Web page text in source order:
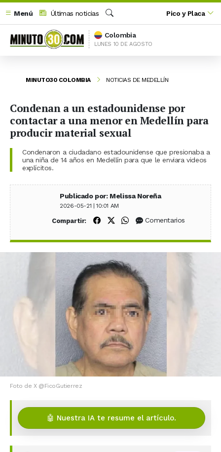
Menú
Últimas noticias
Buscar
Pico y Placa
Colombia
LUNES 10 DE AGOSTO
MINUTO30 COLOMBIA NOTICIAS DE MEDELLÍN
Condenan a un estadounidense por
contactar a una menor en Medellín para
producir material sexual
Condenaron a ciudadano estadounidense que presionaba a
una niña de 14 años en Medellín para que le enviara videos
explícitos.
Publicado por: Melissa Noreña
2026-05-21 | 10:01 AM
Compartir: Compartir en Facebook
Compartir en X (Twitter)
Compartir en WhatsApp
Comentarios
Foto de X @FicoGutierrez
🤖 Nuestra IA te resume el artículo.